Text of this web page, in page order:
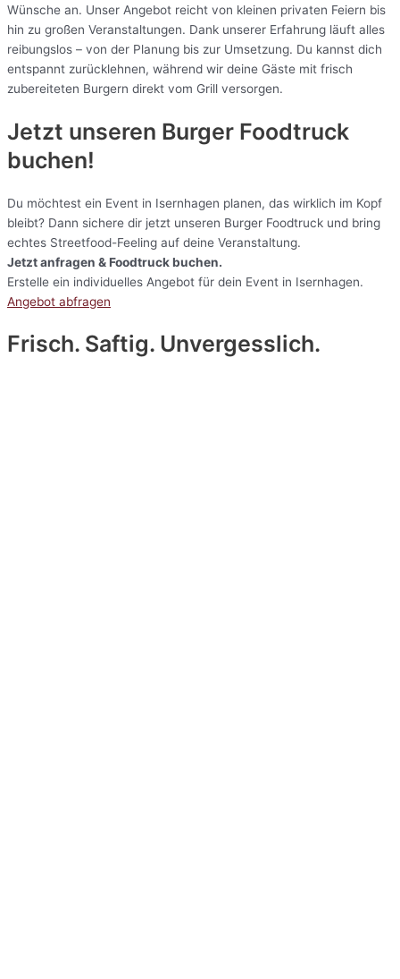
Wünsche an. Unser Angebot reicht von kleinen privaten Feiern bis
hin zu großen Veranstaltungen. Dank unserer Erfahrung läuft alles
reibungslos – von der Planung bis zur Umsetzung. Du kannst dich
entspannt zurücklehnen, während wir deine Gäste mit frisch
zubereiteten Burgern direkt vom Grill versorgen.
Jetzt unseren Burger Foodtruck
buchen!
Du möchtest ein Event in Isernhagen planen, das wirklich im Kopf
bleibt? Dann sichere dir jetzt unseren Burger Foodtruck und bring
echtes Streetfood-Feeling auf deine Veranstaltung.
Jetzt anfragen & Foodtruck buchen.
Erstelle ein individuelles Angebot für dein Event in Isernhagen.
Angebot abfragen
Frisch. Saftig. Unvergesslich.